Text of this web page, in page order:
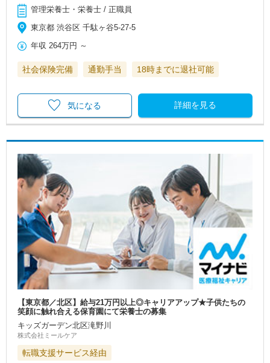
管理栄養士・栄養士 / 正職員
東京都 渋谷区 千駄ヶ谷5-27-5
年収 264万円 ～
社会保険完備 通勤手当 18時までに退社可能
詳細を見る
気になる
【東京都／北区】給与21万円以上◎キャリアアップ★子供たちの
笑顔に触れ合える保育園にて栄養士の募集
キッズガーデン北区滝野川
株式会社ミールケア
転職支援サービス経由